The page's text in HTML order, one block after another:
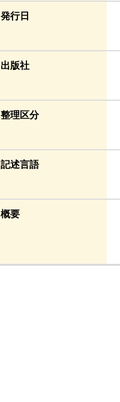
発行日
出版社
整理区分
記述言語
概要